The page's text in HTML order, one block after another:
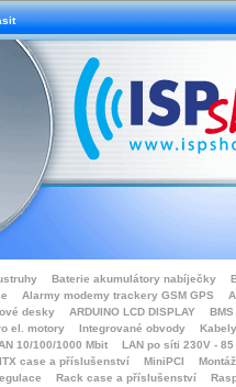
Baterie akumulátory nabíječky
Alarmy modemy trackery GSM GPS
desky
ARDUINO LCD DISPLAY
el. motory
Integrované obvody
10/100/1000 Mbit LAN po síti 230V - 85
case a příslušenství MiniPCI
Rack case a příslušenství